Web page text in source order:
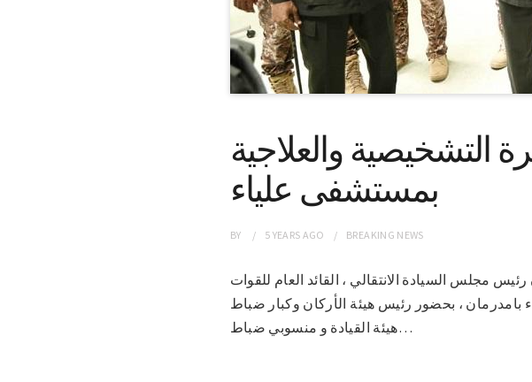
التشخيصية والعلاجية
بمستشفى علياء
BY 5 YEARS AGO BREAKING NEWS
رئيس مجلس السيادة الانتقالي ، القائد العام للقوات
، بحضور رئيس هيئة الأركان وكبار ضباط
هيئة القيادة و منسوبي ضباط…